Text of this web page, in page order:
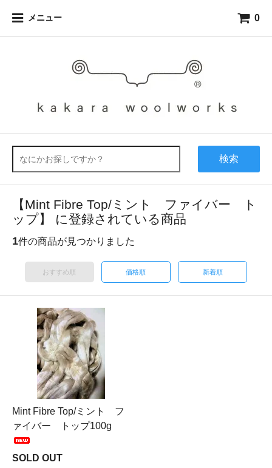
メニュー 0
検索
【Mint Fibre Top/ミント ファイバー ト
ップ】 に登録されている商品
1件の商品が見つかりました
おすすめ順 価格順 新着順
Mint Fibre Top/ミント フ
ァイバー トップ100g
SOLD OUT